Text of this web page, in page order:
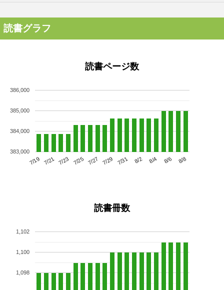
読書グラフ
読書ページ数
7/19 7/21 7/23 7/25 7/27 7/29 7/31 8/2 8/4 8/6 8/8
383,000
384,000
385,000
386,000
読書冊数
1,098
1,100
1,102